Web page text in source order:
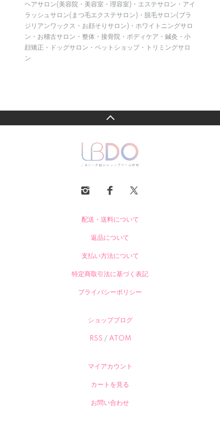
ヘアサロン(美容院・美容室・理容室)・エステサロン・アイ
ラッシュサロン(まつ毛エクステサロン)・脱毛サロン(ブラ
ジリアンワックス・お顔そりサロン)・ホワイトニングサロ
ン・お稽古サロン・整体・接骨院・ボディケア・鍼灸・小
顔矯正・ドッグサロン・ペットショップ・トリミングサロ
ン
配送・送料について
返品について
支払い方法について
特定商取引法に基づく表記
プライバシーポリシー
ショップブログ
RSS / ATOM
マイアカウント
カートを見る
お問い合わせ